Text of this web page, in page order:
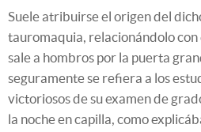
Suele atribuirse el origen del
tauromaquia, relacionándolo
sale a hombros por la puerta
seguramente se refiera a los
victoriosos de su examen de
la noche en capilla, como